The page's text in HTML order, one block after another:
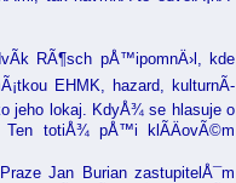
RÃ¶sch pÅ™ipomnÄ›l, kde
EHMK, hazard, kulturnÃ­
jeho lokaj. KdyÅ¾ se hlasuje o
Ten totiÅ¾ pÅ™i klÃ­ÄovÃ©m
Jan Burian zastupitelÅ¯m